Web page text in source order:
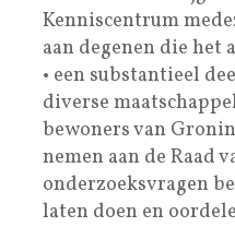
Kenniscentrum
aan degenen die het
• een substantieel
diverse
bewoners van
nemen aan de Raad
onderzoeksvragen
laten doen en